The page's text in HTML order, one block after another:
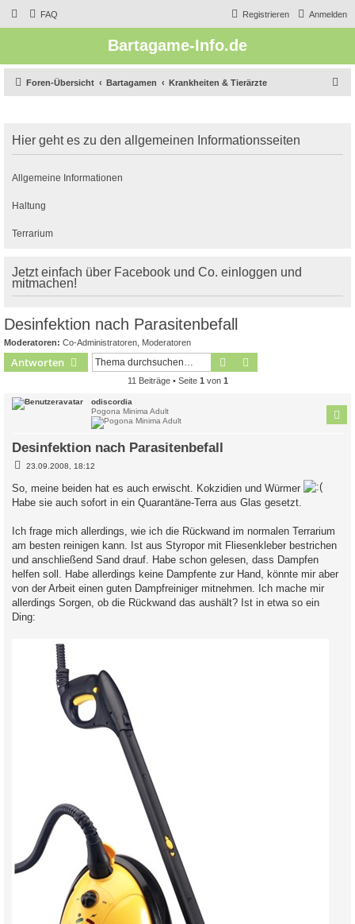
FAQ Anmelden
Registrieren
Bartagame-Info.de
Foren-Übersicht Bartagamen Krankheiten & Tierärzte
e
Hier geht es zu den allgemeinen Informationsseiten
Allgemeine Informationen
Haltung
Terrarium
Jetzt einfach über Facebook und Co. einloggen und
mitmachen!
Desinfektion nach Parasitenbefall
Moderatoren: Co-Administratoren Moderatoren
Antworten Suche
11 Beiträge • Seite 1 von 1
odiscordia
Pogona Minima Adult
Desinfektion nach Parasitenbefall
B
t
r
23.09.2008, 18:12
So, meine beiden hat es auch erwischt. Kokzidien und Würmer
Habe sie auch sofort in ein Quarantäne-Terra aus Glas gesetzt.
Ich frage mich allerdings, wie ich die Rückwand im normalen Terrarium
am besten reinigen kann. Ist aus Styropor mit Fliesenkleber bestrichen
und anschließend Sand drauf. Habe schon gelesen, dass Dampfen
helfen soll. Habe allerdings keine Dampfente zur Hand, könnte mir aber
von der Arbeit einen guten Dampfreiniger mitnehmen. Ich mache mir
allerdings Sorgen, ob die Rückwand das aushält? Ist in etwa so ein
Ding: